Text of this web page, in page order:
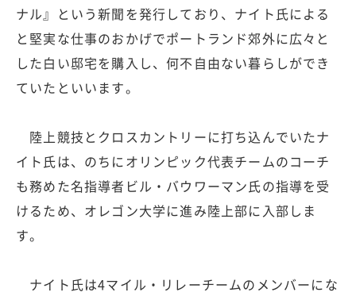
ナル』という新聞を発行しており、ナイト氏による
と堅実な仕事のおかげでポートランド郊外に広々と
した白い邸宅を購入し、何不自由ない暮らしができ
ていたといいます。
陸上競技とクロスカントリーに打ち込んでいたナ
イト氏は、のちにオリンピック代表チームのコーチ
も務めた名指導者ビル・バウワーマン氏の指導を受
けるため、オレゴン大学に進み陸上部に入部しま
す。
ナイト氏は4マイル・リレーチームのメンバーにな